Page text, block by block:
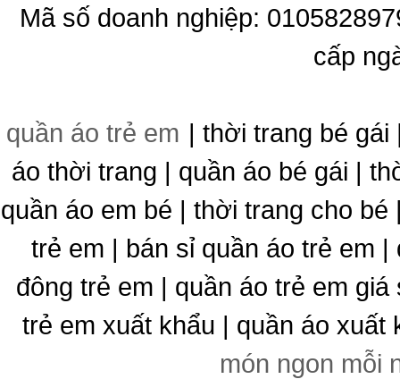
Mã số doanh nghiệp:
cấp
quần áo trẻ em | thời trang bé gái
áo thời trang | quần áo bé gái |
quần áo em bé | thời trang cho
trẻ em | bán sỉ quần áo trẻ em
đông trẻ em | quần áo trẻ em
trẻ em xuất khẩu | quần áo xuất
món ngon mỗi